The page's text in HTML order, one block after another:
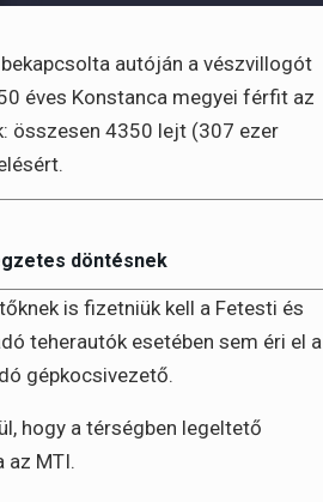
autóján a vészvillogót
éves Konstanca megyei férfit az
összesen 4350 lejt (307 ezer
döntésnek
is fizetniük kell a Fetesti és
teherautók esetében sem éri el a
gépkocsivezető.
hogy a térségben legeltető
az MTI.